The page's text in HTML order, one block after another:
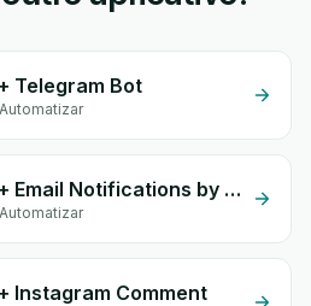
Telegram Bot
Irsaliyat + Email Notifications by eGrow
Instagram Comment